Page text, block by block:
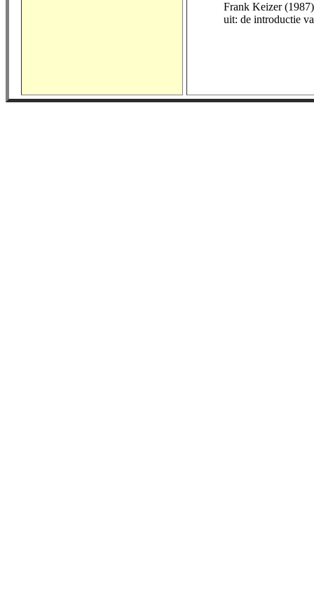
Frank Keizer (1987)
uit: de introductie